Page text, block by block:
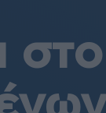
στο